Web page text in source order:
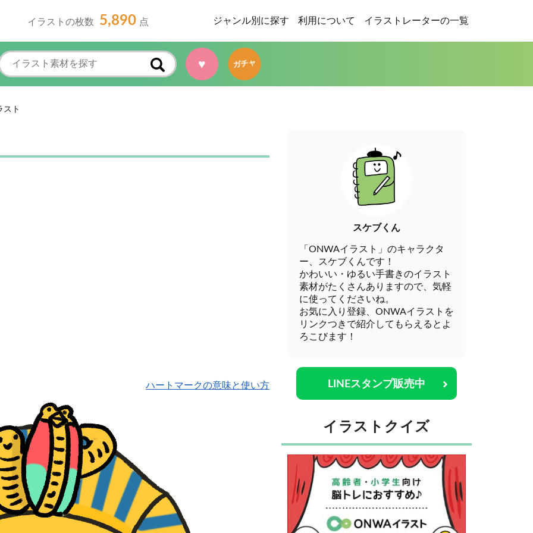
イラストの枚数 5,890 点 ジャンル別に探す 利用について イラストレーターの一覧
♥ ガチャ
スト
ハートマークの意味と使い方
スケブくん
「ONWAイラスト」のキャラクタ
ー、スケブくんです！
かわいい・ゆるい手書きのイラスト
素材がたくさんありますので、気軽
に使ってくださいね。
お気に入り登録、ONWAイラストを
リンクつきで紹介してもらえるとよ
ろこびます！
LINEスタンプ販売中
イラストクイズ